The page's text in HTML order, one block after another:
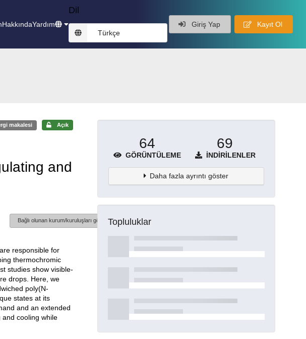
HakkındaYardım
Dil
Türkçe
Giriş Yap Kayıt Ol
makalesi Açık
and
Bağlı olunan kurum/kuruluşları göster
responsible for
thermochromic
studies show visible-
drops. Here, we
poly(N-
states at its
and an extended
cooling while
64
GÖRÜNTÜLEME
69
İNDIRILENLER
Daha fazla ayrıntı göster
Topluluklar